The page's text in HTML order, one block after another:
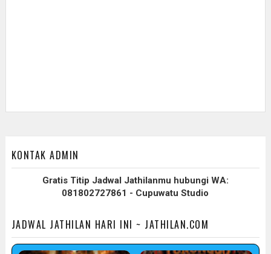
KONTAK ADMIN
Gratis Titip Jadwal Jathilanmu hubungi WA:
081802727861 - Cupuwatu Studio
JADWAL JATHILAN HARI INI ~ JATHILAN.COM